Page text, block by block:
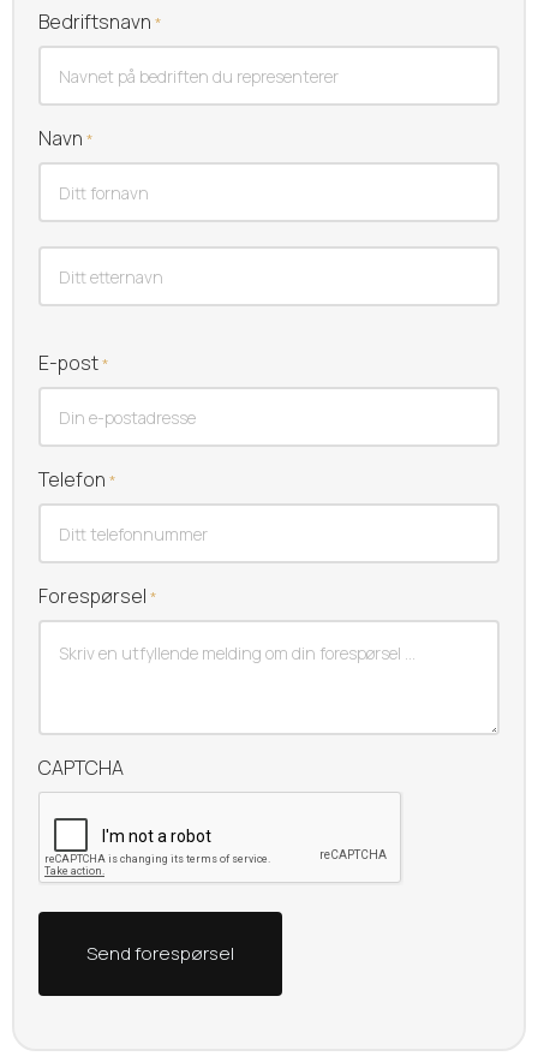
Bedriftsnavn *
Navn *
E-post*
Telefon *
Forespørsel *
CAPTCHA